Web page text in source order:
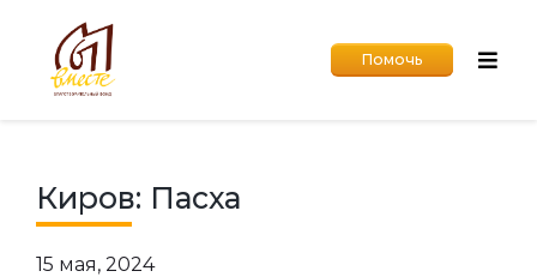
Помочь
Киров: Пасха
15 мая, 2024